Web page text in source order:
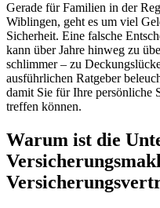
Gerade für Familien in der
Wiblingen, geht es um viel
Sicherheit. Eine falsche
kann über Jahre hinweg zu
schlimmer – zu
ausführlichen Ratgeber
damit Sie für Ihre persönliche
treffen können.
Warum ist die